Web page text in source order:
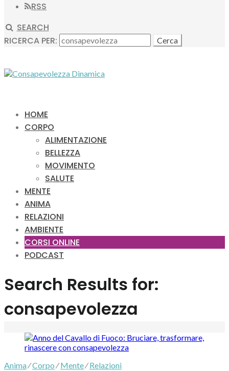
RSS
SEARCH
RICERCA PER:
HOME
CORPO
ALIMENTAZIONE
BELLEZZA
MOVIMENTO
SALUTE
MENTE
ANIMA
RELAZIONI
AMBIENTE
CORSI ONLINE
PODCAST
Search Results for:
consapevolezza
Anima⁄Corpo⁄Mente⁄Relazioni